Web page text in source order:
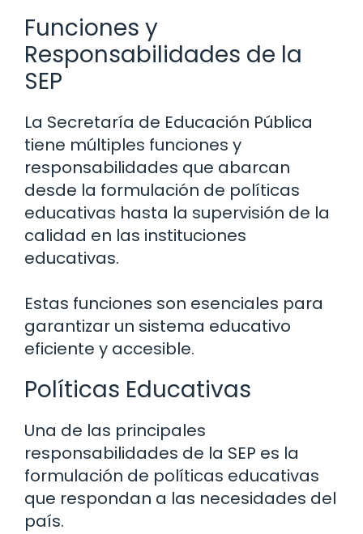
Funciones y
Responsabilidades de la
SEP
La Secretaría de Educación Pública
tiene múltiples funciones y
responsabilidades que abarcan
desde la formulación de políticas
educativas hasta la supervisión de la
calidad en las instituciones
educativas.
Estas funciones son esenciales para
garantizar un sistema educativo
eficiente y accesible.
Políticas Educativas
Una de las principales
responsabilidades de la SEP es la
formulación de políticas educativas
que respondan a las necesidades del
país.